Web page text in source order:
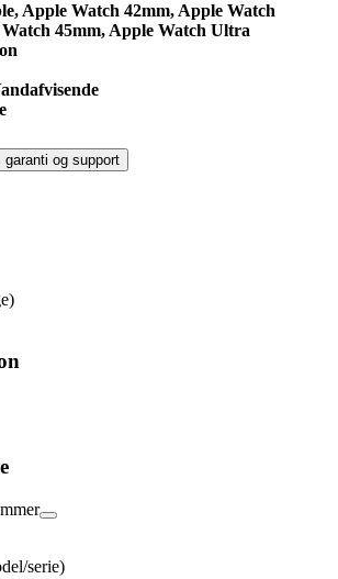
Apple Watch 42mm, Apple Watch
45mm, Apple Watch Ultra
garanti og support
serie)